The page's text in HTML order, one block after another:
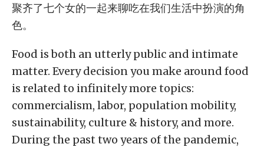
聚齐了七个女的一起来聊吃在我们生活中扮演的角
色。
Food is both an utterly public and intimate
matter. Every decision you make around food
is related to infinitely more topics:
commercialism, labor, population mobility,
sustainability, culture & history, and more.
During the past two years of the pandemic,